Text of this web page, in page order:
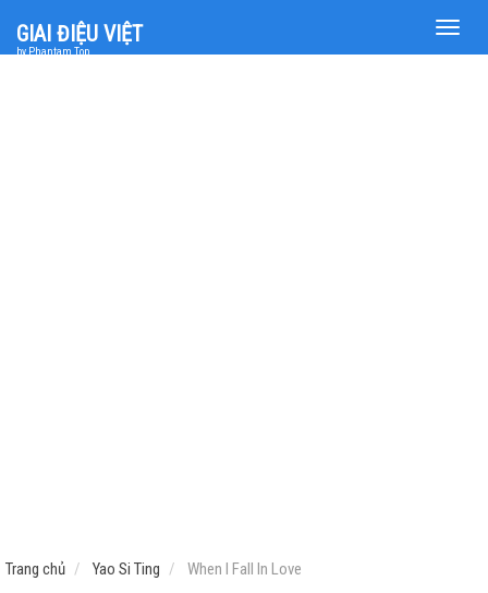
Toggle
GIAI ĐIỆU VIỆT
by Phantam Top
Trang chủ Yao Si Ting When I Fall In Love